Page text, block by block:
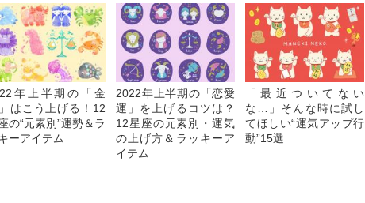
年上半期の「金
はこう上げる！12
の“元素別”運勢＆ラ
ーアイテム
2022年上半期の「恋愛
運」を上げるコツは？
12星座の元素別・運気
の上げ方＆ラッキーア
イテム
「最近ついてない
な…」そんな時に試し
てほしい“運気アップ行
動”15選